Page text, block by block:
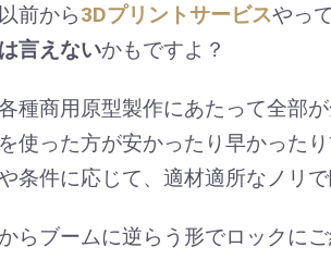
前から3Dプリントサービスやっ
言えないかもですよ？
種商用原型製作にあたって全部
使った方が安かったり早かった
条件に応じて、適材適所なノリ
らブームに逆らう形でロックに